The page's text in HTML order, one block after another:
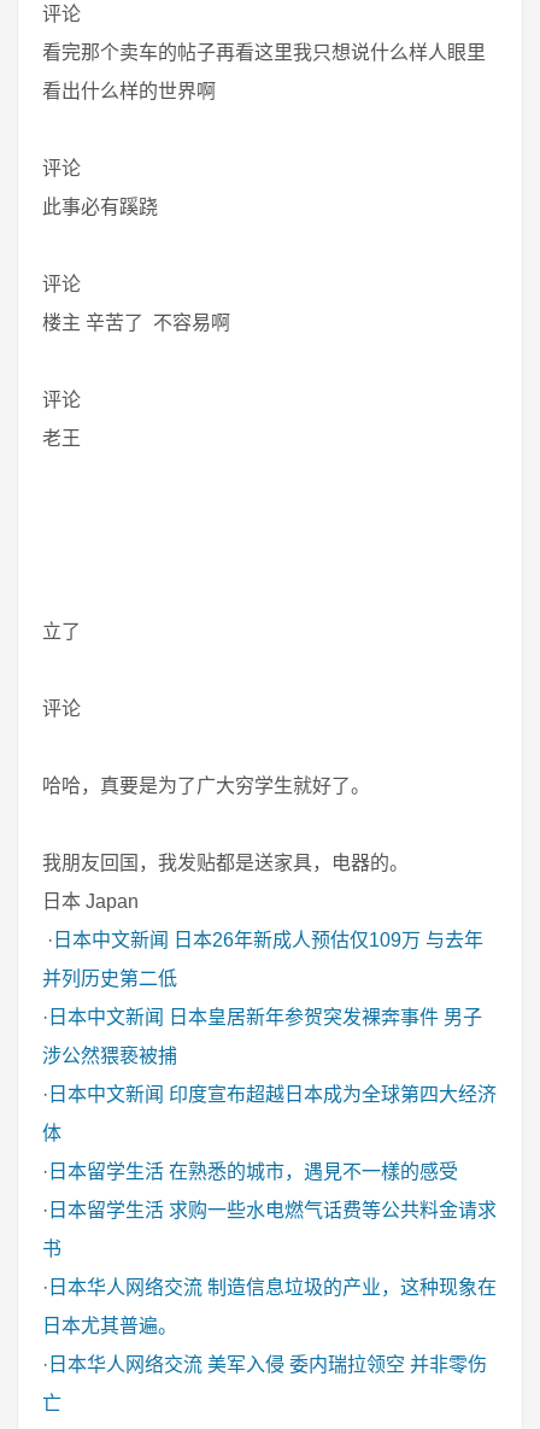
评论
看完那个卖车的帖子再看这里我只想说什么样人眼里
看出什么样的世界啊
评论
此事必有蹊跷
评论
楼主 辛苦了 不容易啊
评论
老王
立了
评论
哈哈，真要是为了广大穷学生就好了。
我朋友回国，我发贴都是送家具，电器的。
日本 Japan
· 日本中文新闻
日本26年新成人预估仅109万 与去年
并列历史第二低
· 日本中文新闻
日本皇居新年参贺突发裸奔事件 男子
涉公然猥亵被捕
· 日本中文新闻 印度宣布超越日本成为全球第四大经济
体
· 日本留学生活 在熟悉的城市，遇見不一樣的感受
· 日本留学生活 求购一些水电燃气话费等公共料金请求
书
· 日本华人网络交流 制造信息垃圾的产业，这种现象在
日本尤其普遍。
· 日本华人网络交流 美军入侵 委内瑞拉领空 并非零伤
亡